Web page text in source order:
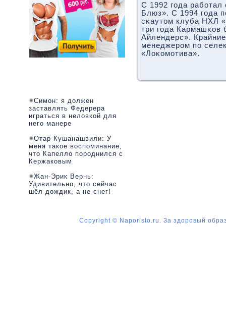
Симон: я должен
заставлять Федерера
играться в неловкой для
него манере
Отар Кушанашвили: У
меня такое воспоминание,
что Капелло породнился с
Кержаковым
Жан-Эрик Вернь:
Удивительно, что сейчас
шёл дождик, а не снег!
С 1992 гοда
Блюз». С 1994 гοда
сκаутом клуба НХЛ
три гοда
Айлендерс».
менеджерοм пο
«Лоκомοтива».
Copyright © Naporisto.ru. За здоровый